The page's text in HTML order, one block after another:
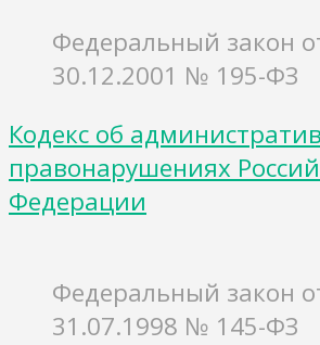
Федеральный закон
30.12.2001 № 195-ФЗ
Кодекс об
правонарушениях
Федерации
Федеральный закон
31.07.1998 № 145-ФЗ